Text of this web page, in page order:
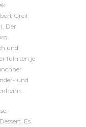
Greil
Der
und
führten je
und
Es